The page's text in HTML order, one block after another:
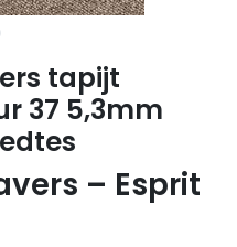
tapijt
37 5,3mm
– Esprit